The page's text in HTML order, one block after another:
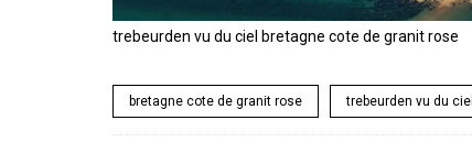
trebeurden vu du ciel bretagne cote de granit rose
bretagne cote de granit rose trebeurden vu du ciel